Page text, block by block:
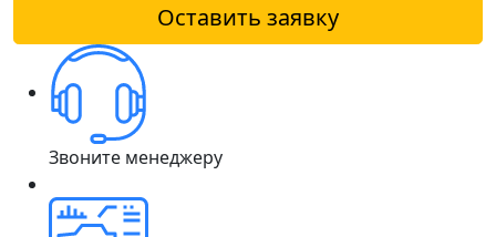
Оставить заявку
Звоните менеджеру